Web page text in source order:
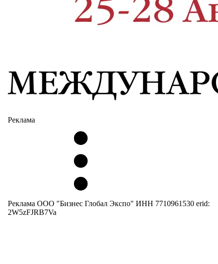
Реклама
Реклама ООО "Бизнес Глобал Экспо" ИНН 7710961530 erid:
2W5zFJRB7Va